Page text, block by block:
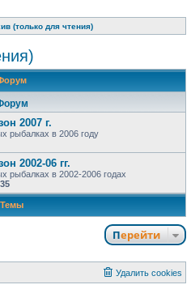
(только для чтения)
2007 г.
рыбалках в 2006 году
2002-06 гг.
рыбалках в 2002-2006 годах
Темы
Перейти
Удалить cookies